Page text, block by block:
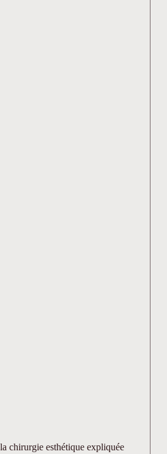
chirurgie esthétique expliquée